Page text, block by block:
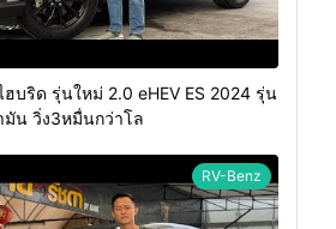
ฮบริด รุ่นใหม่ 2.0 eHEV ES 2024 รุ่น
น วิ่ง3หมื่นกว่าโล
RV-Benz